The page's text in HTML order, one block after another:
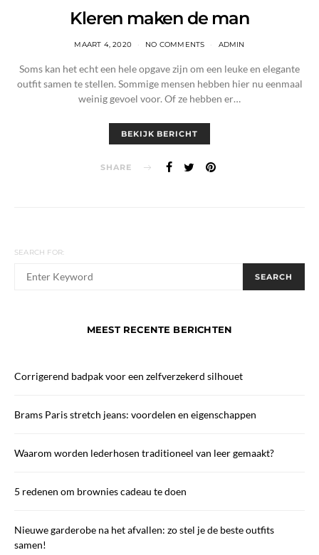
Kleren maken de man
MAART 4, 2020 NO COMMENTS ADMIN
Soms kan het echt een hele opgave zijn om een leuke en elegante
outfit samen te stellen. Sommige mensen hebben hier nu eenmaal
weinig gevoel voor. Of ze hebben er…
BEKIJK BERICHT
SHARE
SEARCH FOR:
When autocomplete results are available use up and down
SEARCH
MEEST RECENTE BERICHTEN
Corrigerend badpak voor een zelfverzekerd silhouet
Brams Paris stretch jeans: voordelen en eigenschappen
Waarom worden lederhosen traditioneel van leer gemaakt?
5 redenen om brownies cadeau te doen
Nieuwe garderobe na het afvallen: zo stel je de beste outfits
samen!